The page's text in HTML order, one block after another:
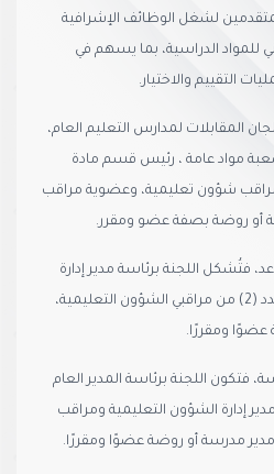
لشغل الوظائف الإشرافية
للمواد الدراسية، بما يسهم في
التقييم والاختيار.
المقابلات لمدارس التعليم العام،
مواد عامة ، رئيس قسم مادة
شؤون تعليمية، وعضوية مراقب
أو روضة بصفة عضو ومقرر.
فتُشكل اللجنة برئاسة مدير إدارة
الشؤون التعليمية، وعضوية عدد (2) من مراقبي الشؤون التعليمية،
عضوًا ومقررًا.
اللجنة برئاسة المدير العام
إدارة الشؤون التعليمية ومراقب
مدير مدرسة أو روضة عضوًا ومقررًا.